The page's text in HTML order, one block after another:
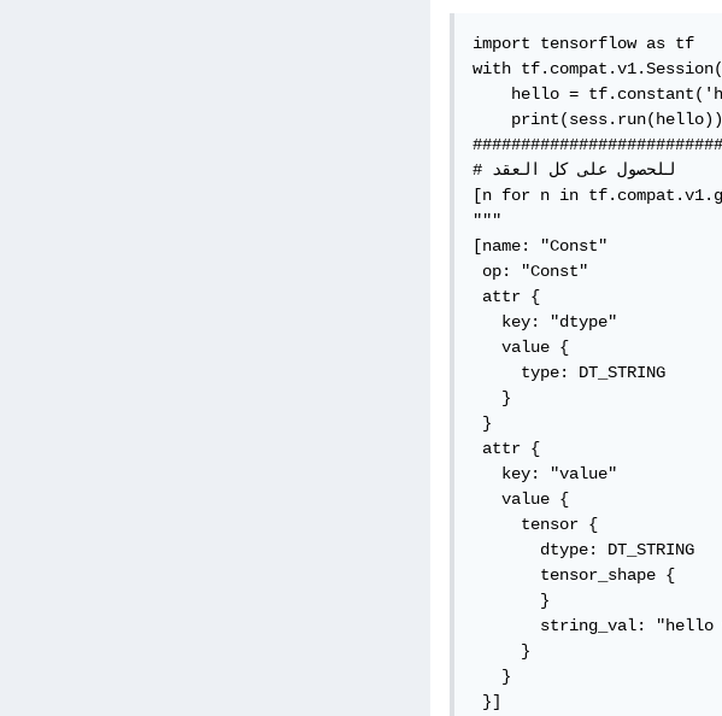
import tensorflow as tf
with
hello =
    print(sess.run(hello))
# للحصول على كل العقد
[n for n in
"""
[name: "Const"
op: "Const"
attr {
   key: "dtype"
   value {
     type: DT_STRING
   }
}
attr {
   key: "value"
   value {
     tensor {
       dtype: DT_STRING
       tensor_shape {
       }
string_val: "hello
     }
   }
}]